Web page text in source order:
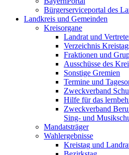
Bürgerserviceportal des
Landkreis und Gemeinden
Kreisorgane
Landrat und
Verzeichnis
Fraktionen und
Ausschüsse des
Sonstige Gremien
Termine und
Zweckverband
Hilfe für das
Zweckverband
Sing- und
Mandatsträger
Wahlergebnisse
Kreistag und